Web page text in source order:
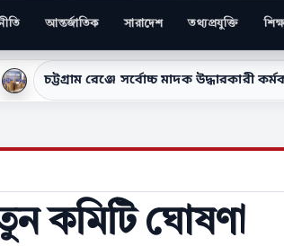
আন্তর্জাতিক সারাদেশ তথ্যপ্রযুক্তি
সর্বোচ্চ মাদক উদ্ধারকারী কর্মকর্তা হিসেবে
কমিটি ঘোষণা